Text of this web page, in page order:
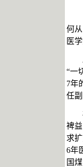
何
医
“一
7年
任
裨
求
6年
国